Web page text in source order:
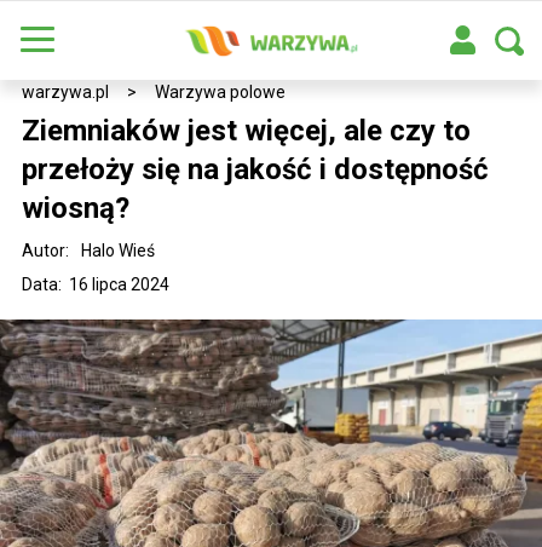
warzywa.pl > Warzywa polowe
Ziemniaków jest więcej, ale czy to
przełoży się na jakość i dostępność
wiosną?
Data: 16 lipca 2024
Autor: Halo Wieś